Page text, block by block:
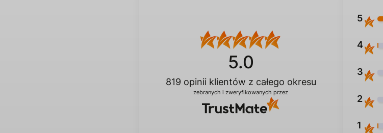
5.0
819 opinii klientów z całego okresu
zebranych i zweryfikowanych przez
5
4
3
2
1